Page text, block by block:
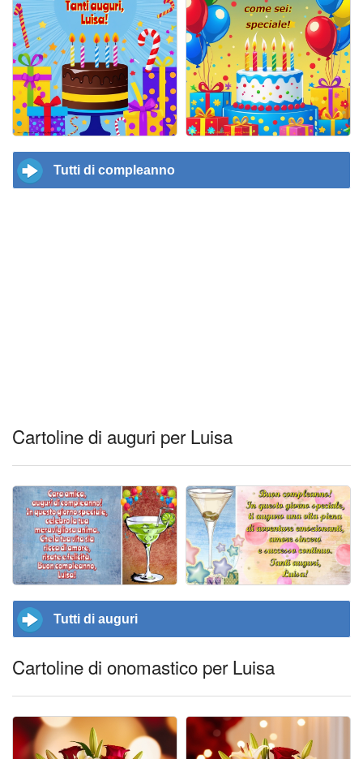
Tutti di compleanno
Cartoline di auguri per Luisa
Tutti di auguri
Cartoline di onomastico per Luisa